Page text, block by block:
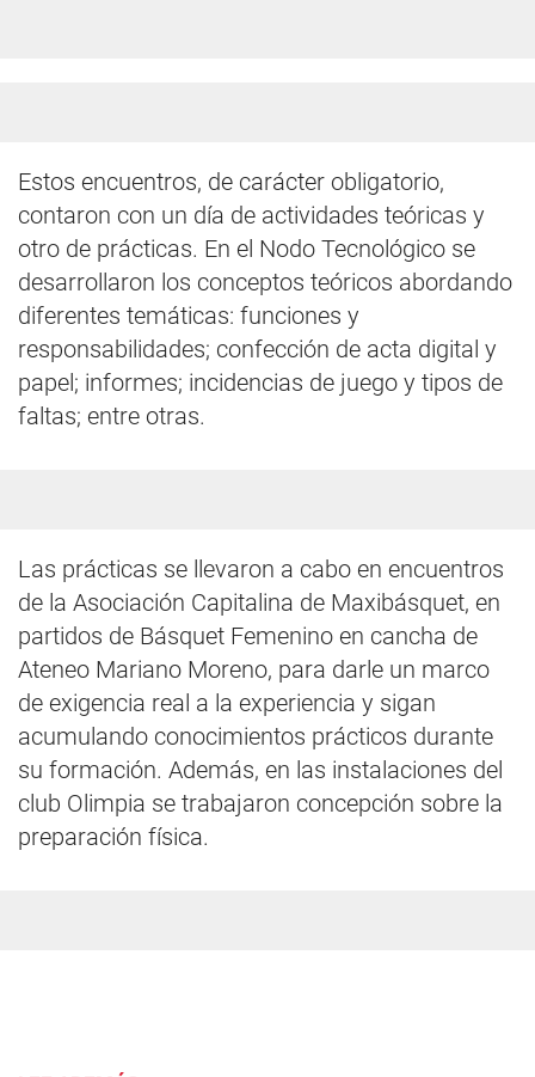
Estos encuentros, de carácter obligatorio,
contaron con un día de actividades teóricas y
otro de prácticas. En el Nodo Tecnológico se
desarrollaron los conceptos teóricos abordando
diferentes temáticas: funciones y
responsabilidades; confección de acta digital y
papel; informes; incidencias de juego y tipos de
faltas; entre otras.
Las prácticas se llevaron a cabo en encuentros
de la Asociación Capitalina de Maxibásquet, en
partidos de Básquet Femenino en cancha de
Ateneo Mariano Moreno, para darle un marco
de exigencia real a la experiencia y sigan
acumulando conocimientos prácticos durante
su formación. Además, en las instalaciones del
club Olimpia se trabajaron concepción sobre la
preparación física.